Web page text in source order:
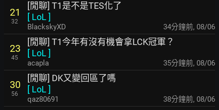
21
32
[閒聊] T1是不是TES化了
[ LoL ]
BlackskyXD 34分鐘前, 08/06
23
45
[閒聊] T1今年有沒有機會拿LCK冠軍？
[ LoL ]
acapla 36分鐘前, 08/06
30
56
[閒聊] DK又變回區了嗎
[ LoL ]
qaz80691 38分鐘前, 08/06